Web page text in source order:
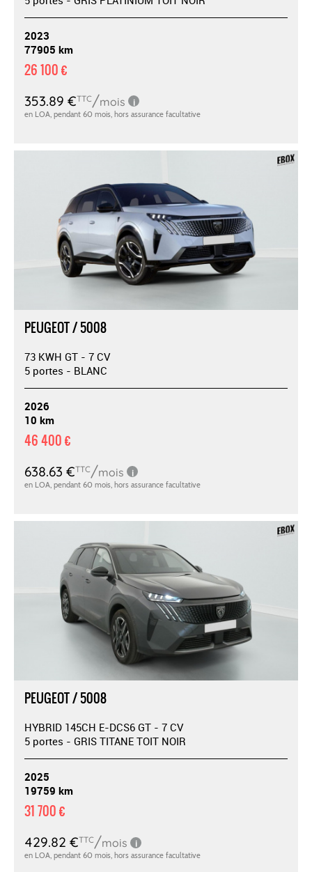
2023
77905 km
26 100 €
PEUGEOT / 5008
73 KWH GT - 7 CV
5 portes - BLANC
2026
10 km
46 400 €
PEUGEOT / 5008
HYBRID 145CH E-DCS6 GT - 7 CV
5 portes - GRIS TITANE TOIT NOIR
2025
19759 km
31 700 €